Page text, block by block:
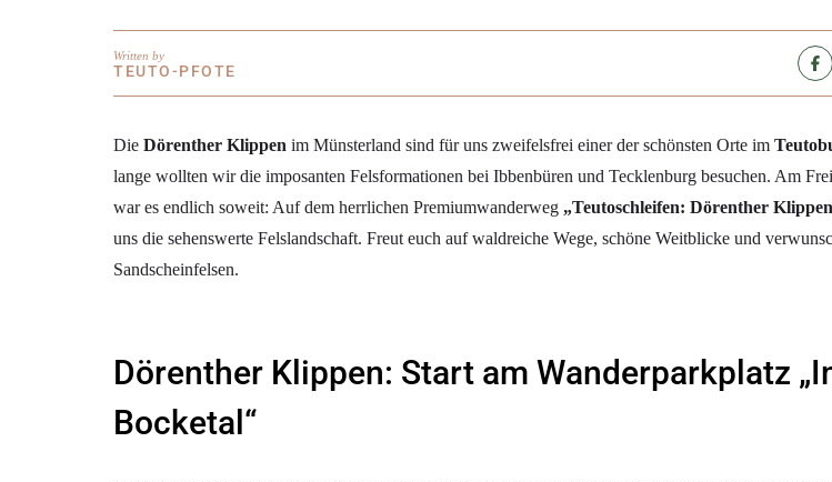
Written by
TEUTO-PFOTE
Die Dörenther Klippen im Münsterland sind für uns zweifelsfrei einer der schönsten Orte im
lange wollten wir die imposanten Felsformationen bei Ibbenbüren und Tecklenburg besuchen. Am
war es endlich soweit: Auf dem herrlichen Premiumwanderweg „Teutoschleifen: Dörenther
uns die sehenswerte Felslandschaft. Freut euch auf waldreiche Wege, schöne Weitblicke und
Sandscheinfelsen.
Dörenther Klippen: Start am Wanderparkplatz
Bocketal“